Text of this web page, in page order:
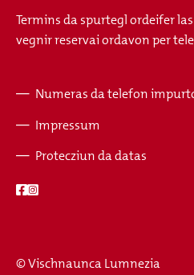
Termins da spurtegl ordeifer
vegnir reservai ordavon per
Numeras da telefon
Impressum
Protecziun da datas
© Vischnaunca Lumnezia